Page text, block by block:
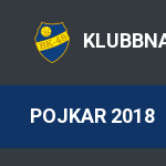
POJKAR 2018